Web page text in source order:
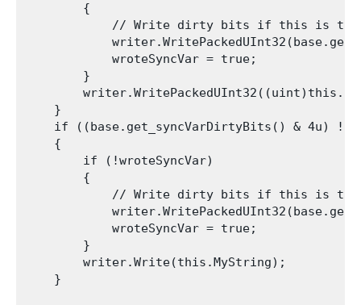
        {
// Write dirty bits if this is
            wroteSyncVar = true;
        }
    }
if ((base.get_syncVarDirtyBits() & 4u) !=
    {
        if (!wroteSyncVar)
        {
// Write dirty bits if this is
            wroteSyncVar = true;
        }
        writer.Write(this.MyString);
    }